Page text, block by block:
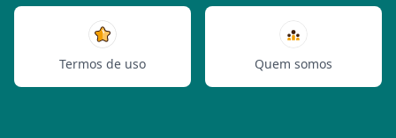
Termos de uso Quem somos